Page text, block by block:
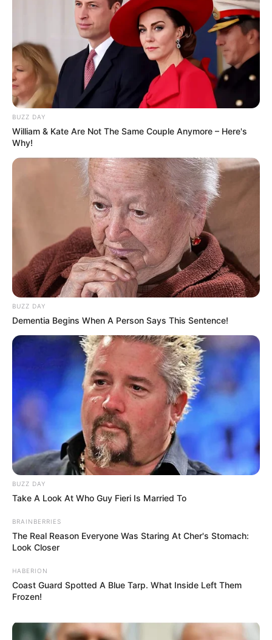
BUZZ DAY
William & Kate Are Not The Same Couple Anymore – Here's
Why!
BUZZ DAY
Dementia Begins When A Person Says This Sentence!
BUZZ DAY
Take A Look At Who Guy Fieri Is Married To
BRAINBERRIES
The Real Reason Everyone Was Staring At Cher's Stomach:
Look Closer
HABERION
Coast Guard Spotted A Blue Tarp. What Inside Left Them
Frozen!